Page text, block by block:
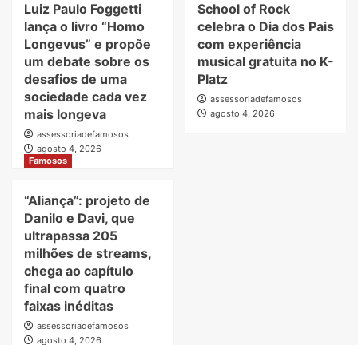
Luiz Paulo Foggetti
lança o livro “Homo
Longevus” e propõe
um debate sobre os
desafios de uma
sociedade cada vez
mais longeva
assessoriadefamosos
agosto 4, 2026
School of Rock
celebra o Dia dos Pais
com experiência
musical gratuita no K-
Platz
assessoriadefamosos
agosto 4, 2026
Famosos
“Aliança”: projeto de
Danilo e Davi, que
ultrapassa 205
milhões de streams,
chega ao capítulo
final com quatro
faixas inéditas
assessoriadefamosos
agosto 4, 2026